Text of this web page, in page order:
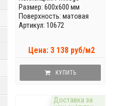
Размер: 600x600 мм
Поверхность: матовая
Артикул: 10672
Цена: 3 138 руб/м2
КУПИТЬ
Доставка за